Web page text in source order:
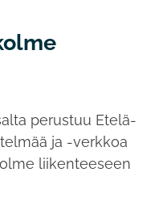
perustuu Etelä-
ja -verkkoa
liikenteeseen